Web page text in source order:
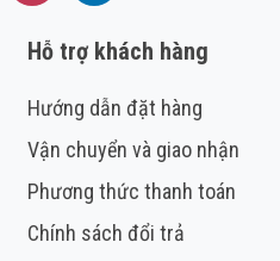
Hỗ trợ khách hàng
Hướng dẫn đặt hàng
Vận chuyển và giao nhận
Phương thức thanh toán
Chính sách đổi trả